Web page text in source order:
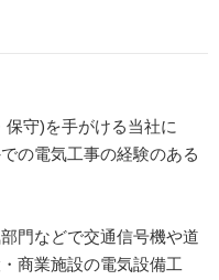
守)を手がける当社に
の電気工事の経験のある
門などで交通信号機や道
商業施設の電気設備工